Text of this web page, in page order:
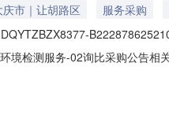
市｜让胡路区
服务采购
境检测服务-02询比采购公告相